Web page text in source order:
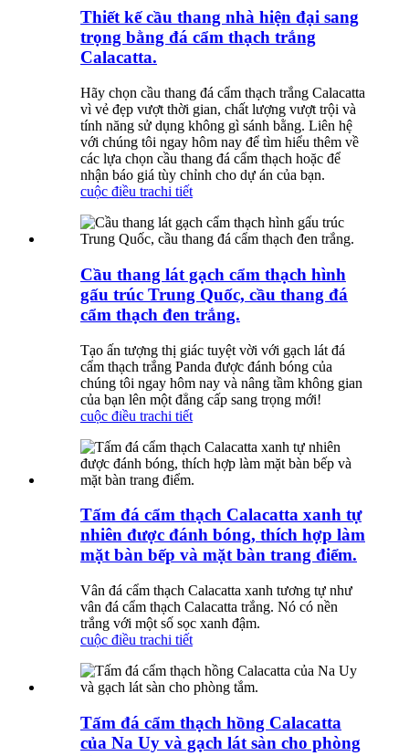
Thiết kế cầu thang nhà hiện đại sang
trọng bằng đá cẩm thạch trắng
Calacatta.
Hãy chọn cầu thang đá cẩm thạch trắng Calacatta
vì vẻ đẹp vượt thời gian, chất lượng vượt trội và
tính năng sử dụng không gì sánh bằng. Liên hệ
với chúng tôi ngay hôm nay để tìm hiểu thêm về
các lựa chọn cầu thang đá cẩm thạch hoặc để
nhận báo giá tùy chỉnh cho dự án của bạn.
cuộc điều trachi tiết
Cầu thang lát gạch cẩm thạch hình
gấu trúc Trung Quốc, cầu thang đá
cẩm thạch đen trắng.
Tạo ấn tượng thị giác tuyệt vời với gạch lát đá
cẩm thạch trắng Panda được đánh bóng của
chúng tôi ngay hôm nay và nâng tầm không gian
của bạn lên một đẳng cấp sang trọng mới!
cuộc điều trachi tiết
Tấm đá cẩm thạch Calacatta xanh tự
nhiên được đánh bóng, thích hợp làm
mặt bàn bếp và mặt bàn trang điểm.
Vân đá cẩm thạch Calacatta xanh tương tự như
vân đá cẩm thạch Calacatta trắng. Nó có nền
trắng với một số sọc xanh đậm.
cuộc điều trachi tiết
Tấm đá cẩm thạch hồng Calacatta
của Na Uy và gạch lát sàn cho phòng